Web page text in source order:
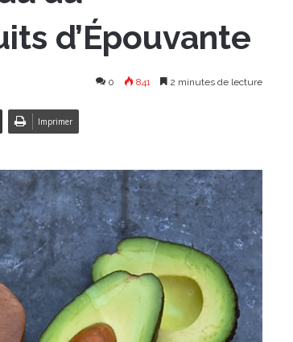
d’Épouvante
0 841 2 minutes de lecture
Imprimer